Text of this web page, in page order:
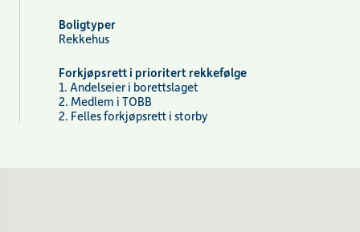
Boligtyper
Rekkehus
Forkjøpsrett i prioritert rekkefølge
1. Andelseier i borettslaget
2. Medlem i TOBB
2. Felles forkjøpsrett i storby